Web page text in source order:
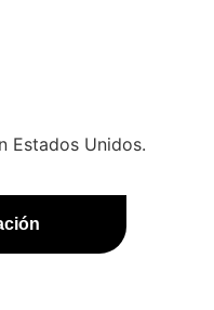
Estados Unidos.